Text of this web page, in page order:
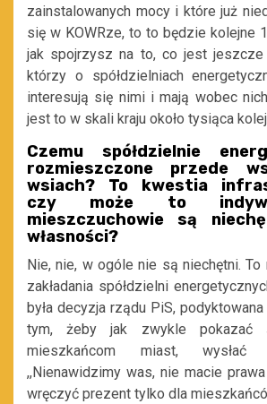
zainstalowanych mocy i które już
się w KOWRze, to to będzie kolejne
jak spojrzysz na to, co jest jeszcze
którzy o spółdzielniach
interesują się nimi i mają wobec
jest to w skali kraju około tysiąca
Czemu spółdzielnie
rozmieszczone przede
wsiach? To kwestia
czy może to
mieszczuchowie są
własności?
Nie, nie, w ogóle nie są niechętni. To
zakładania spółdzielni
była decyzja rządu PiS,
tym, żeby jak zwykle pokazać
mieszkańcom miast, wysłać
,,Nienawidzimy was, nie macie
wręczyć prezent tylko dla